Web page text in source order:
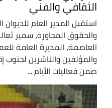
الثقافي والفني
استقبل المدير العام
والحقوق المجاورة، سمير
العاصمة، المديرة العامة
والمؤلفين والناشرين لجنوب
ضمن فعاليات الأيام ...